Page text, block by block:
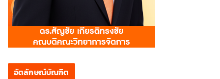
อัตลักษณ์บัณฑิต